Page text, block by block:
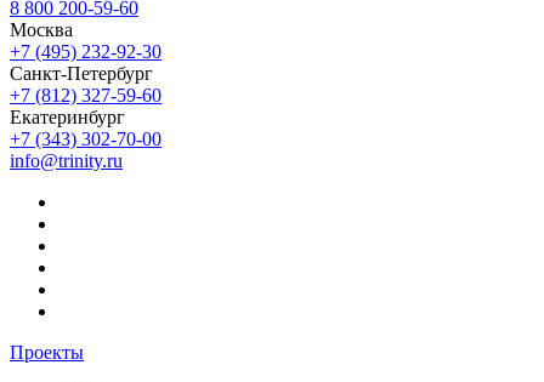
8 800 200-59-60
Москва
+7 (495) 232-92-30
Санкт-Петербург
+7 (812) 327-59-60
Екатеринбург
+7 (343) 302-70-00
info@trinity.ru
Проекты